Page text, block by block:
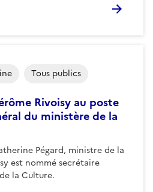
Rivoisy au poste
du ministère de la
Pégard, ministre de la
est nommé secrétaire
la Culture.
Tous publics